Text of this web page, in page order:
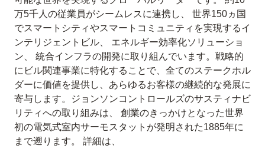
万5千人の従業員がシームレスに連携し、 世界150ヵ国
でスマートシティやスマートコミュニティを実現するイ
ンテリジェントビル、 エネルギー効率化ソリューショ
ン、 統合インフラの開発に取り組んでいます。戦略的
にビル関連事業に特化することで、全てのステークホル
ダーに価値を提供し、あらゆるお客様の継続的な発展に
寄与します。ジョンソンコントロールズのサスティナビ
リティへの取り組みは、 創業のきっかけとなった世界
初の電気式室内サーモスタットが発明された1885年に
まで遡ります。 詳細は、